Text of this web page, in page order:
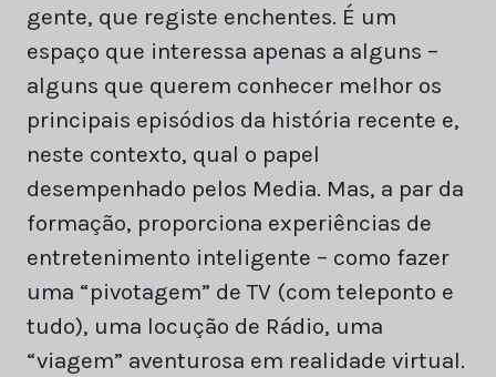
gente, que registe enchentes. É um
espaço que interessa apenas a alguns –
alguns que querem conhecer melhor os
principais episódios da história recente e,
neste contexto, qual o papel
desempenhado pelos Media. Mas, a par da
formação, proporciona experiências de
entretenimento inteligente – como fazer
uma “pivotagem” de TV (com teleponto e
tudo), uma locução de Rádio, uma
“viagem” aventurosa em realidade virtual.